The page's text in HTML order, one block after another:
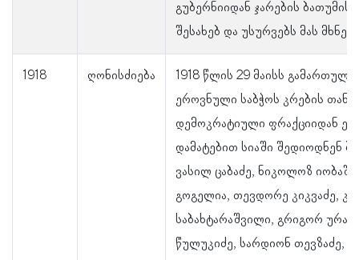
გუბერნიიდან ჯარების
შესახებ და უსურვებს მას
1918 ღონისძიება
1918 წლის 29 მაისს
ეროვნული საბჭოს კრების
დემოკრატიული ფრაქციიდან
დამატებით სიაში შედიოდნენ
ვასილ ცაბაძე, ნიკოლოზ
გოგელია, თევდორე კიკვაძე,
საბახტარაშვილი, გრიგორ
წულუკიძე, სარდიონ თევზაძე,